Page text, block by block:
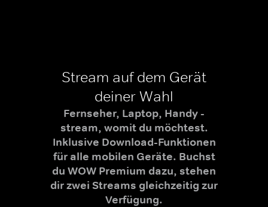
Stream auf dem Gerät
deiner Wahl
Fernseher, Laptop, Handy -
stream, womit du möchtest.
Inklusive Download-Funktionen
für alle mobilen Geräte. Buchst
du WOW Premium dazu, stehen
dir zwei Streams gleichzeitig zur
Verfügung.